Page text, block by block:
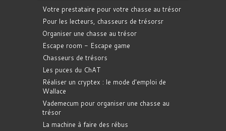
Votre prestataire pour votre chasse au trésor
Pour les lecteurs, chasseurs de trésorsr
Organiser une chasse au trésor
Escape room - Escape game
Chasseurs de trésors
Les puces du ChAT
Réaliser un cryptex : le mode d'emploi de
Wallace
Vademecum pour organiser une chasse au
trésor
La machine à faire des rébus